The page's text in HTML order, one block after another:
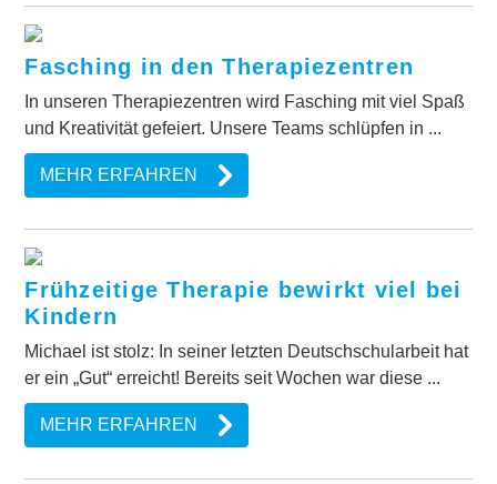
Fasching in den Therapiezentren
In unseren Therapiezentren wird Fasching mit viel Spaß
und Kreativität gefeiert. Unsere Teams schlüpfen in ...
MEHR ERFAHREN
Frühzeitige Therapie bewirkt viel bei
Kindern
Michael ist stolz: In seiner letzten Deutschschularbeit hat
er ein „Gut“ erreicht! Bereits seit Wochen war diese ...
MEHR ERFAHREN